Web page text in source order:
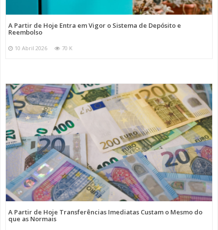
A Partir de Hoje Entra em Vigor o Sistema de Depósito e
Reembolso
10 Abril 2026 70 K
A Partir de Hoje Transferências Imediatas Custam o Mesmo do
que as Normais